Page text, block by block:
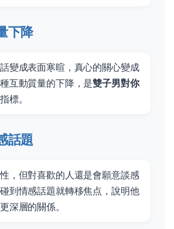
下降
變成表面寒暄，真心的關心變成
互動質量的下降，是雙子男對你
標。
話題
，但對喜歡的人還是會願意談感
到情感話題就轉移焦点，說明他
深層的關係。